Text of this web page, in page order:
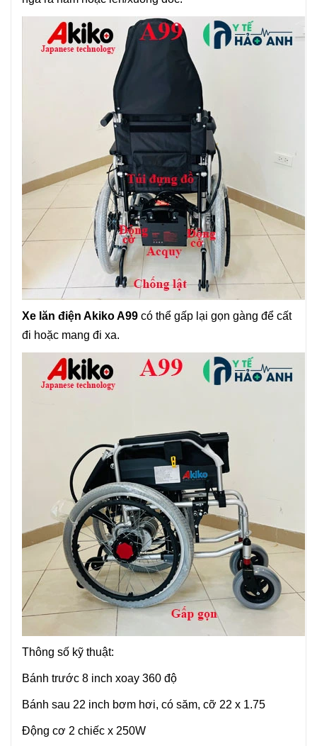
Xe lăn điện Akiko A99 có thể gấp lại gọn gàng để cất
đi hoặc mang đi xa.
Thông số kỹ thuật:
Bánh trước 8 inch xoay 360 độ
Bánh sau 22 inch bơm hơi, có săm, cỡ 22 x 1.75
Động cơ 2 chiếc x 250W